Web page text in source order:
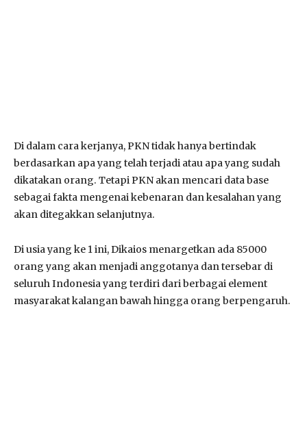
Di dalam cara kerjanya, PKN tidak hanya bertindak
berdasarkan apa yang telah terjadi atau apa yang sudah
dikatakan orang. Tetapi PKN akan mencari data base
sebagai fakta mengenai kebenaran dan kesalahan yang
akan ditegakkan selanjutnya.
Di usia yang ke 1 ini, Dikaios menargetkan ada 85000
orang yang akan menjadi anggotanya dan tersebar di
seluruh Indonesia yang terdiri dari berbagai element
masyarakat kalangan bawah hingga orang berpengaruh.